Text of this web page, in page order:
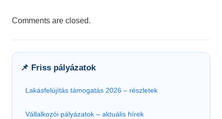
Comments are closed.
📌 Friss pályázatok
Lakásfelújítás támogatás 2026 – részletek
Vállalkozói pályázatok – aktuális hírek